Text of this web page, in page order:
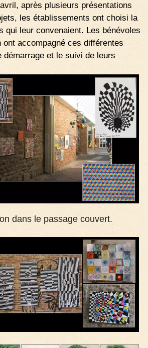
après plusieurs présentations
les établissements ont choisi la
qui leur convenaient. Les bénévoles
accompagné ces différentes
démarrage et le suivi de leurs
dans le passage couvert.